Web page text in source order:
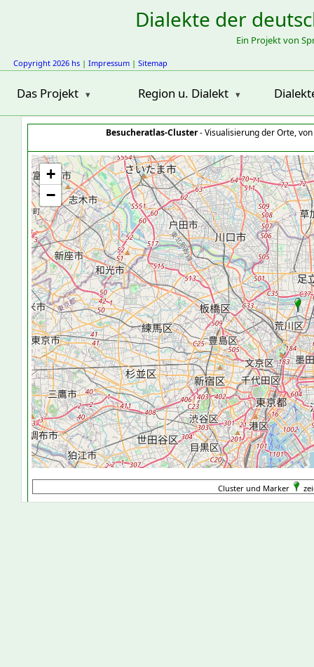
Dialekte der
Ein Projekt von
Copyright 2026 hs | Impressum | Sitemap
Das Projekt Region u. Dialekt
Besucheratlas-Cluster- Visualisierung der Orte,
+
−
Cluster und Marker